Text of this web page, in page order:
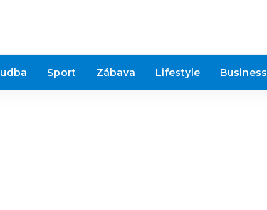
Sport Zábava Lifestyle Business